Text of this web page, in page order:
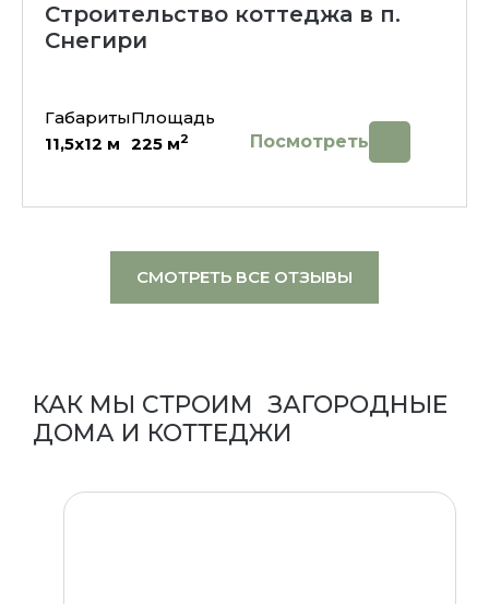
Строительство коттеджа в п.
Снегири
Габариты
11,5х12 м
Площадь
225 м2 Посмотреть
СМОТРЕТЬ ВСЕ ОТЗЫВЫ
КАК МЫ СТРОИМ ЗАГОРОДНЫЕ
ДОМА И КОТТЕДЖИ